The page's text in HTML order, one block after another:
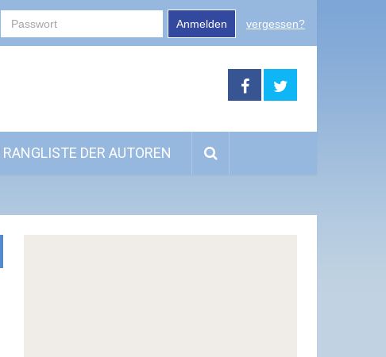
Anmelden vergessen?
RANGLISTE DER AUTOREN